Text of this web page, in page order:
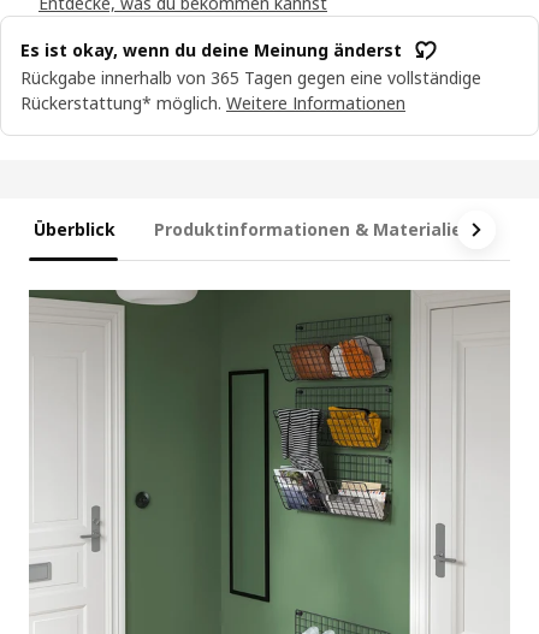
Es ist okay, wenn du deine Meinung änderst
Rückgabe innerhalb von 365 Tagen gegen eine vollständige
Rückerstattung* möglich. Weitere Informationen
Überblick Produktinformationen & Materialien